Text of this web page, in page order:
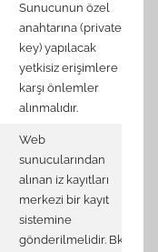
Sunucunun özel
anahtarına (private
key) yapılacak
yetkisiz erişimlere
karşı önlemler
alınmalıdır.
Web
sunucularından
alınan iz kayıtları
merkezi bir kayıt
sistemine
gönderilmelidir. Bk.